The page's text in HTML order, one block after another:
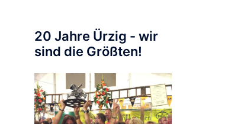
20 Jahre Ürzig - wir
sind die Größten!